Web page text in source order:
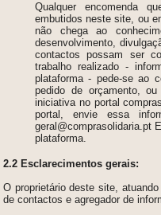
Qualquer encomenda
embutidos neste site, ou
não chega ao
desenvolvimento,
contactos possam ser
trabalho realizado -
plataforma - pede-se ao
pedido de orçamento,
iniciativa no portal
portal, envie essa
geral@comprasolidaria.pt
plataforma.
2.2 Esclarecimentos gerais:
O proprietário deste site,
de contactos e agregador de